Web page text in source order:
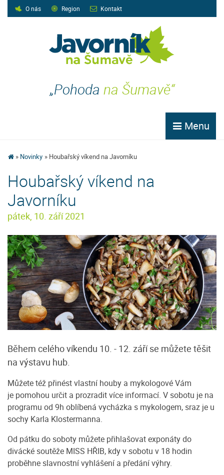
O nás Region Kontakt
„Pohoda na Šumavě“
Menu
Novinky Houbařský víkend na Javorníku
Houbařský víkend na
Javorníku
pátek, 10. září 2021
Během celého víkendu 10. - 12. září se můžete těšit
na výstavu hub.
Můžete též přinést vlastní houby a mykologové Vám
je pomohou určit a prozradit více informací. V sobotu je na
programu od 9h oblíbená vycházka s mykologem, sraz je u
sochy Karla Klostermanna.
Od pátku do soboty můžete přihlašovat exponáty do
divácké soutěže MISS HŘIB, kdy v sobotu v 18 hodin
proběhne slavnostní vyhlášení a předání výhry.